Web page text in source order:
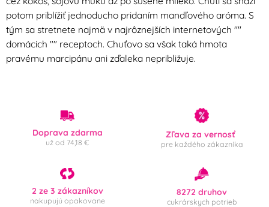
potom priblížiť jednoducho pridaním mandľového aróma. S
tým sa stretnete najmä v najrôznejších internetových ""
domácich "" receptoch. Chuťovo sa však taká hmota
pravému marcipánu ani zďaleka nepribližuje.
Doprava zdarma
už od 74,18 €
Zľava za vernosť
pre každého zákazníka
2 ze 3 zákazníkov
nakupujú opakovane
8272 druhov
cukrárskych potrieb